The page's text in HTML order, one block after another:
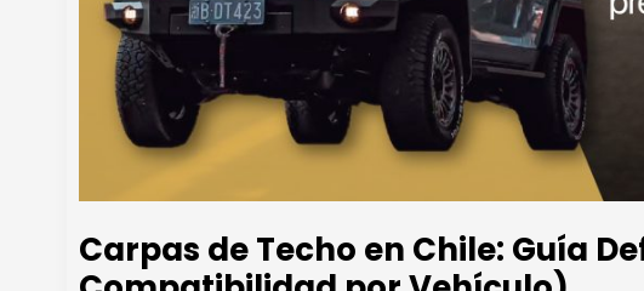
Carpas de Techo en Chile: Guía